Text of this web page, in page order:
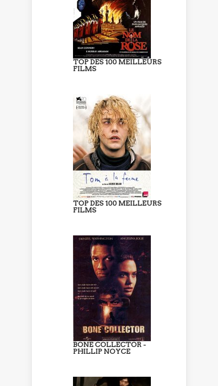
TOP DES 100 MEILLEURS
FILMS
TOP DES 100 MEILLEURS
FILMS
BONE COLLECTOR -
PHILLIP NOYCE